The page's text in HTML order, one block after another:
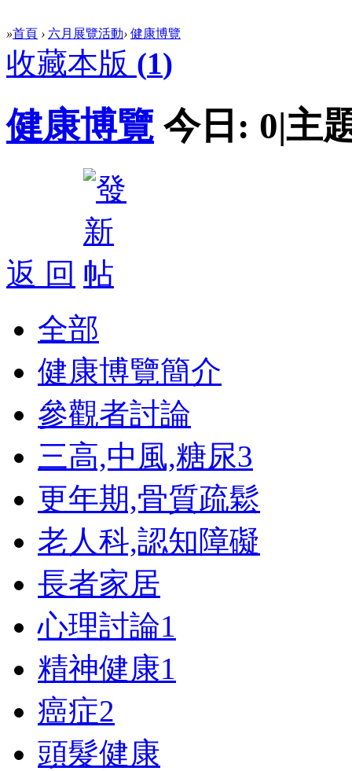
»首頁 › 六月展覽活動› 健康博覽
收藏本版 (1)
健康博覽 今日: 0|主
返 回
全部
健康博覽簡介
參觀者討論
三高,中風,糖尿3
更年期,骨質疏鬆
老人科,認知障礙
長者家居
心理討論1
精神健康1
癌症2
頭髮健康